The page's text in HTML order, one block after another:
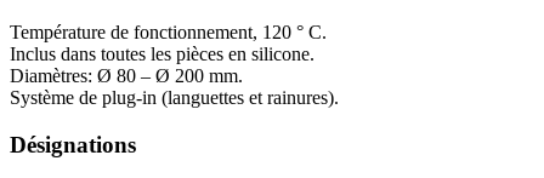
Température de fonctionnement, 120 ° C.
Inclus dans toutes les pièces en silicone.
Diamètres: Ø 80 – Ø 200 mm.
Système de plug-in (languettes et rainures).
Désignations